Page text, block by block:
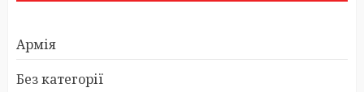
Армія
Без категорії